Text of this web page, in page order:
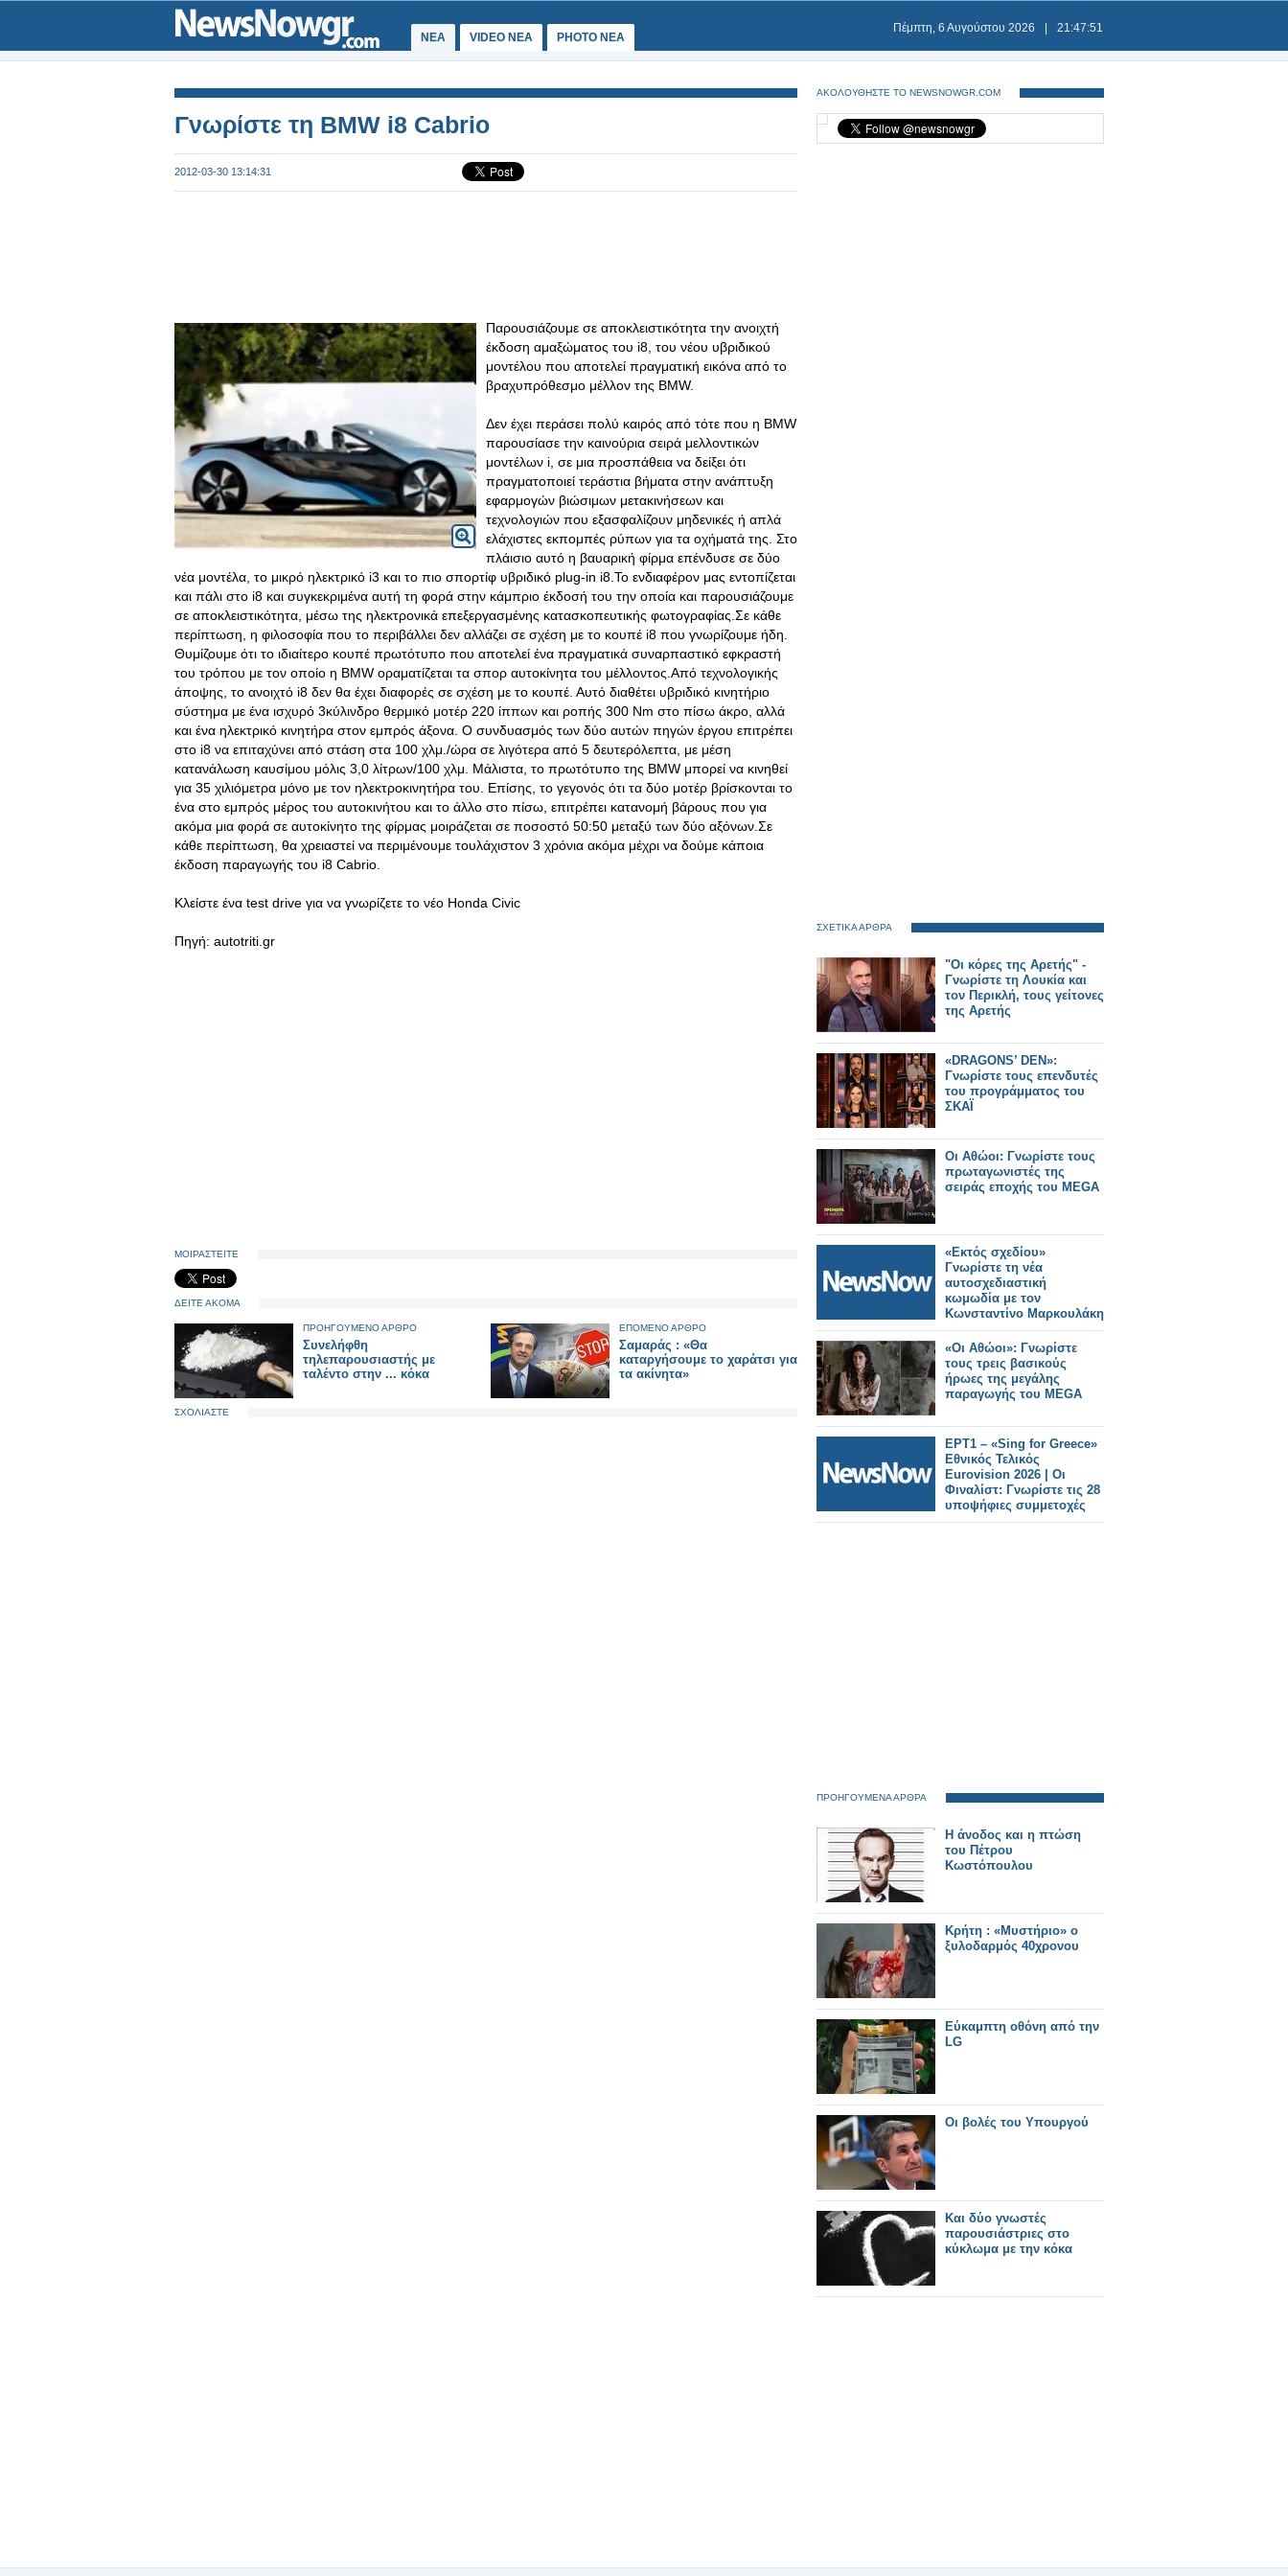
ΝΕΑ VIDEO NEA PHOTO NEA
Πέμπτη, 6 Αυγούστου 2026 21:47:52
Γνωρίστε τη BMW i8 Cabrio
2012-03-30 13:14:31
Παρουσιάζουμε σε αποκλειστικότητα την ανοιχτή
έκδοση αμαξώματος του i8, του νέου υβριδικού
μοντέλου που αποτελεί πραγματική εικόνα από το
βραχυπρόθεσμο μέλλον της BMW.
Δεν έχει περάσει πολύ καιρός από τότε που η BMW
παρουσίασε την καινούρια σειρά μελλοντικών
μοντέλων i, σε μια προσπάθεια να δείξει ότι
πραγματοποιεί τεράστια βήματα στην ανάπτυξη
εφαρμογών βιώσιμων μετακινήσεων και
τεχνολογιών που εξασφαλίζουν μηδενικές ή απλά
ελάχιστες εκπομπές ρύπων για τα οχήματά της. Στο
πλάισιο αυτό η βαυαρική φίρμα επένδυσε σε δύο
νέα μοντέλα, το μικρό ηλεκτρικό i3 και το πιο σπορτίφ υβριδικό plug-in i8.Το ενδιαφέρον μας εντοπίζεται
και πάλι στο i8 και συγκεκριμένα αυτή τη φορά στην κάμπριο έκδοσή του την οποία και παρουσιάζουμε
σε αποκλειστικότητα, μέσω της ηλεκτρονικά επεξεργασμένης κατασκοπευτικής φωτογραφίας.Σε κάθε
περίπτωση, η φιλοσοφία που το περιβάλλει δεν αλλάζει σε σχέση με το κουπέ i8 που γνωρίζουμε ήδη
Θυμίζουμε ότι το ιδιαίτερο κουπέ πρωτότυπο που αποτελεί ένα πραγματικά συναρπαστικό εφκραστή
του τρόπου με τον οποίο η BMW οραματίζεται τα σπορ αυτοκίνητα του μέλλοντος.Από τεχνολογικής
άποψης, το ανοιχτό i8 δεν θα έχει διαφορές σε σχέση με το κουπέ. Αυτό διαθέτει υβριδικό κινητήριο
σύστημα με ένα ισχυρό 3κύλινδρο θερμικό μοτέρ 220 ίππων και ροπής 300 Nm στο πίσω άκρο, αλλά
και ένα ηλεκτρικό κινητήρα στον εμπρός άξονα. Ο συνδυασμός των δύο αυτών πηγών έργου επιτρέπει
στο i8 να επιταχύνει από στάση στα 100 χλμ./ώρα σε λιγότερα από 5 δευτερόλεπτα, με μέση
κατανάλωση καυσίμου μόλις 3,0 λίτρων/100 χλμ. Μάλιστα, το πρωτότυπο της BMW μπορεί να κινηθεί
για 35 χιλιόμετρα μόνο με τον ηλεκτροκινητήρα του. Επίσης, το γεγονός ότι τα δύο μοτέρ βρίσκονται το
ένα στο εμπρός μέρος του αυτοκινήτου και το άλλο στο πίσω, επιτρέπει κατανομή βάρους που για
ακόμα μια φορά σε αυτοκίνητο της φίρμας μοιράζεται σε ποσοστό 50:50 μεταξύ των δύο αξόνων.Σε
κάθε περίπτωση, θα χρειαστεί να περιμένουμε τουλάχιστον 3 χρόνια ακόμα μέχρι να δούμε κάποια
έκδοση παραγωγής του i8 Cabrio.
Κλείστε ένα test drive για να γνωρίζετε το νέο Honda Civic
Πηγή: autotriti.gr
ΜΟΙΡΑΣΤΕΙΤΕ
ΔΕΙΤΕ ΑΚΟΜΑ
ΠΡΟΗΓΟΥΜΕΝΟ ΑΡΘΡΟ
Συνελήφθη
τηλεπαρουσιαστής με
ταλέντο στην ... κόκα
ΕΠΟΜΕΝΟ ΑΡΘΡΟ
Σαμαράς : «Θα
καταργήσουμε το χαράτσι για
τα ακίνητα»
ΣΧΟΛΙΑΣΤΕ
ΑΚΟΛΟΥΘΗΣΤΕ ΤΟ NEWSNOWGR.COM
ΣΧΕΤΙΚΑ ΑΡΘΡΑ
"Οι κόρες της Αρετής" -
Γνωρίστε τη Λουκία και
τον Περικλή, τους γείτονες
της Αρετής
«DRAGONS’ DEN»:
Γνωρίστε τους επενδυτές
του προγράμματος του
ΣΚΑΪ
Οι Αθώοι: Γνωρίστε τους
πρωταγωνιστές της
σειράς εποχής του MEGA
«Εκτός σχεδίου»
Γνωρίστε τη νέα
αυτοσχεδιαστική
κωμωδία με τον
Κωνσταντίνο Μαρκουλάκη
«Οι Αθώοι»: Γνωρίστε
τους τρεις βασικούς
ήρωες της μεγάλης
παραγωγής του MEGA
ΕΡΤ1 – «Sing for Greece»
Εθνικός Τελικός
Eurovision 2026 | Οι
Φιναλίστ: Γνωρίστε τις 28
υποψήφιες συμμετοχές
ΠΡΟΗΓΟΥΜΕΝΑ ΑΡΘΡΑ
Η άνοδος και η πτώση
του Πέτρου
Κωστόπουλου
Κρήτη : «Μυστήριο» ο
ξυλοδαρμός 40χρονου
Εύκαμπτη οθόνη από την
LG
Οι βολές του Υπουργού
Και δύο γνωστές
παρουσιάστριες στο
κύκλωμα με την κόκα